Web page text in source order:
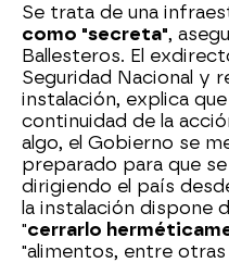
Se trata de una
como "secreta",
Ballesteros. El
Seguridad Nacional y
instalación, explica
continuidad de la
algo, el Gobierno se
preparado para que
dirigiendo el país
la instalación dispone
"cerrarlo
"alimentos, entre otras